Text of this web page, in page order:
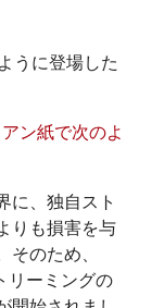
うに登場した
ン紙で次のよ
に、独自スト
りも損害を与
のため、
リーミングの